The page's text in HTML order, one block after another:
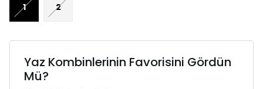
1 2
Yaz Kombinlerinin Favorisini Gördün
Mü?